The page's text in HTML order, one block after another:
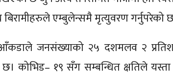
एम्बुलेन्समै मृत्युवरण गर्नुपरेको
जनसंख्याको २५ दशमलव २
कोभिड– १९ सँग सम्बन्धित क्षतिले